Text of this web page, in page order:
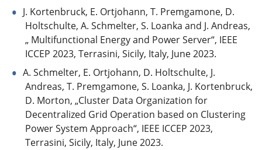
J. Kortenbruck, E. Ortjohann, T. Premgamone, D.
Holtschulte, A. Schmelter, S. Loanka and J. Andreas,
„ Multifunctional Energy and Power Server“, IEEE
ICCEP 2023, Terrasini, Sicily, Italy, June 2023.
A. Schmelter, E. Ortjohann, D. Holtschulte, J.
Andreas, T. Premgamone, S. Loanka, J. Kortenbruck,
D. Morton, „Cluster Data Organization for
Decentralized Grid Operation based on Clustering
Power System Approach“, IEEE ICCEP 2023,
Terrasini, Sicily, Italy, June 2023.